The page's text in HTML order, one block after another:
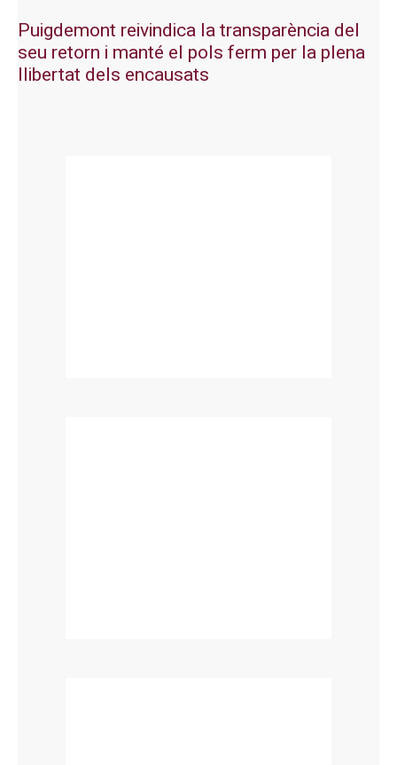
Puigdemont reivindica la transparència del
seu retorn i manté el pols ferm per la plena
llibertat dels encausats